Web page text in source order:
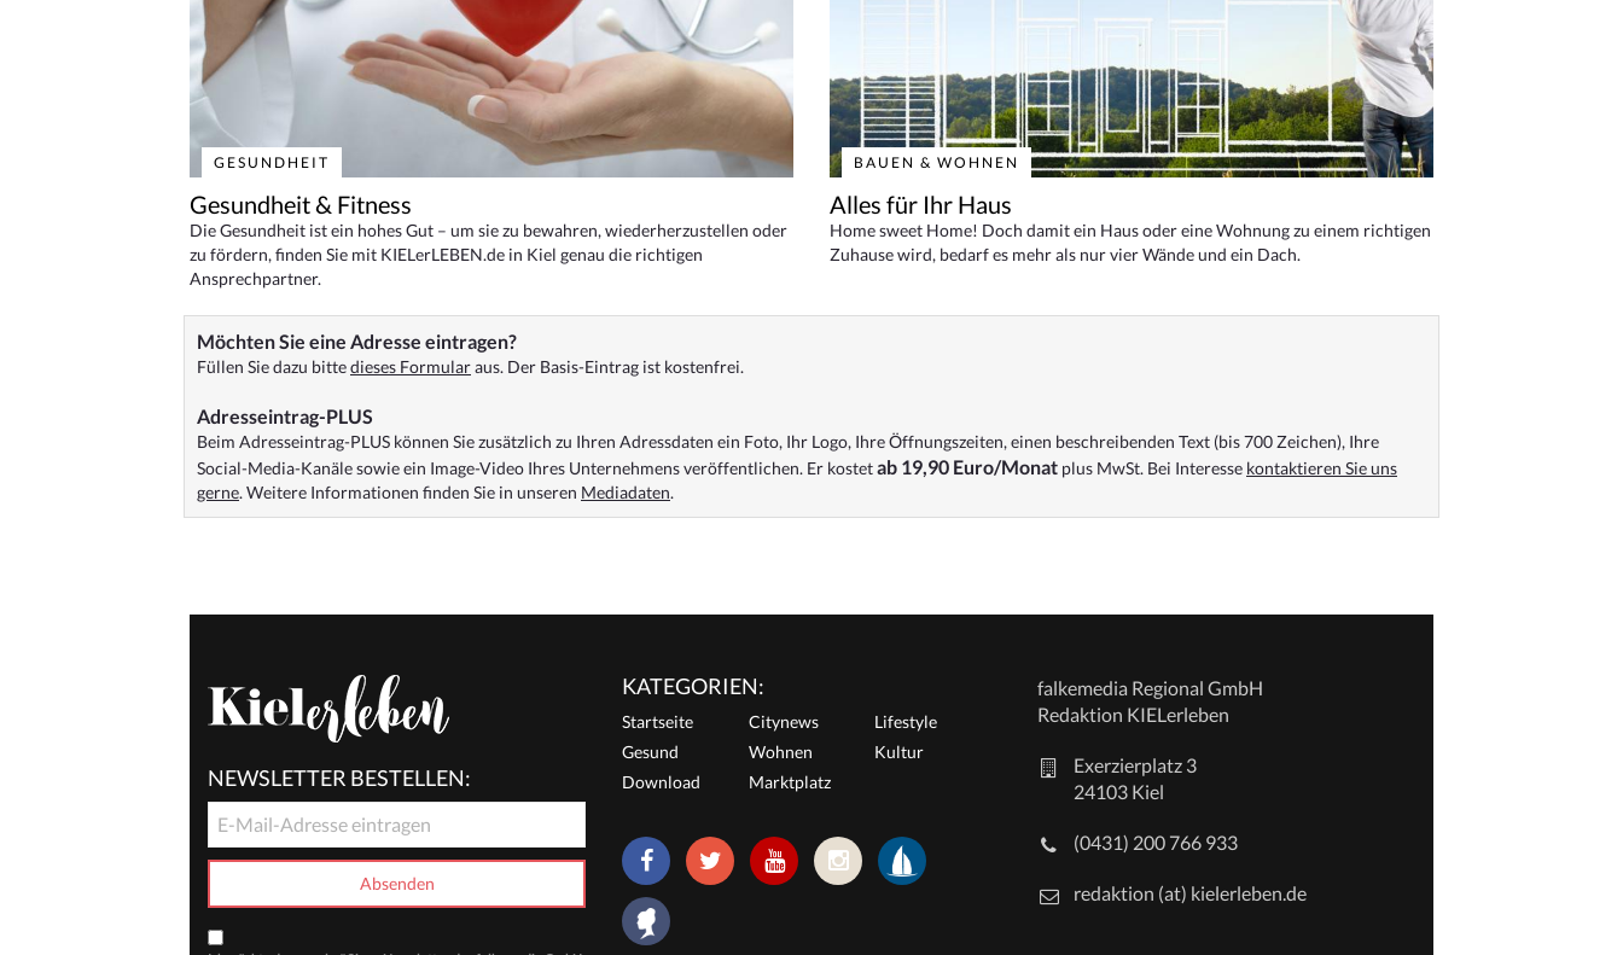
GESUNDHEIT
Gesundheit & Fitness
Die Gesundheit ist ein hohes Gut – um sie zu bewahren, wiederherzustellen oder
zu fördern, finden Sie mit KIELerLEBEN.de in Kiel genau die richtigen
Ansprechpartner.
BAUEN & WOHNEN
Alles für Ihr Haus
Home sweet Home! Doch damit ein Haus oder eine Wohnung zu einem richtigen
Zuhause wird, bedarf es mehr als nur vier Wände und ein Dach.
Möchten Sie eine Adresse eintragen?
Füllen Sie dazu bittedieses Formularaus. Der Basis-Eintrag ist kostenfrei.
Adresseintrag-PLUS
Beim Adresseintrag-PLUS können Sie zusätzlich zu Ihren Adressdaten ein Foto, Ihr Logo, Ihre Öffnungszeiten, einen beschreibenden Text (bis 700 Zeichen), Ihre
Social-Media-Kanäle sowie ein Image-Video Ihres Unternehmens veröffentlichen. Er kostetab 19,90 Euro/Monat plus MwSt. Bei Interesse kontaktieren Sie uns
gerne. Weitere Informationen finden Sie in unseren Mediadaten.
NEWSLETTER BESTELLEN:
KATEGORIEN:
Startseite Citynews
Lifestyle
Gesund
Wohnen
Kultur
Download
Marktplatz
falkemedia Regional GmbH
Redaktion KIELerleben
Exerzierplatz 3
24103 Kiel
(0431) 200 766 933
redaktion (at) kielerleben.de